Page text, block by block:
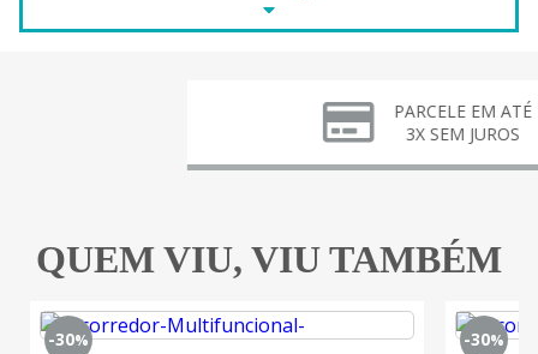
PARCELE EM ATÉ
3X SEM JUROS
QUEM VIU, VIU TAMBÉM
-30% -30%